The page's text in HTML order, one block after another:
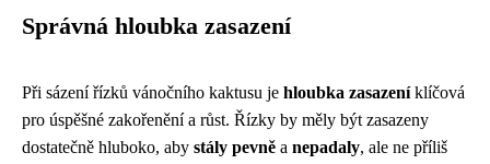
Správná hloubka zasazení
Při sázení řízků vánočního kaktusu je hloubka zasazeníklíčová
pro úspěšné zakořenění a růst. Řízky by měly být zasazeny
dostatečně hluboko, aby stály pevně a nepadaly, ale ne příliš